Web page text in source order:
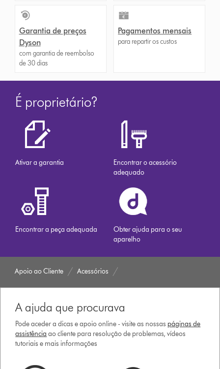
Garantia de preços
Dyson
com garantia de reembolso
de 30 dias
Pagamentos mensais
para repartir os custos
É proprietário?
Ativar a garantia
Encontrar o acessório
adequado
Encontrar a peça adequada
Obter ajuda para o seu
aparelho
Apoio ao Cliente Acessórios
A ajuda que procurava
Pode aceder a dicas e apoio online - visite as nossas páginas de
assistência ao cliente para resolução de problemas, vídeos
tutoriais e mais informações